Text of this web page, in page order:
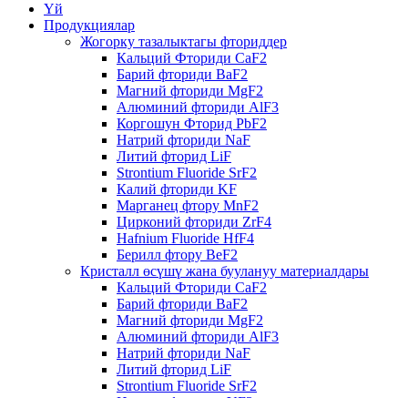
Үй
Продукциялар
Жогорку тазалыктагы фториддер
Кальций Фториди CaF2
Барий фториди BaF2
Магний фториди MgF2
Алюминий фториди AlF3
Коргошун Фторид PbF2
Натрий фториди NaF
Литий фторид LiF
Strontium Fluoride SrF2
Калий фториди KF
Марганец фтору MnF2
Цирконий фториди ZrF4
Hafnium Fluoride HfF4
Берилл фтору BeF2
Кристалл өсүшү жана буулануу материалдары
Кальций Фториди CaF2
Барий фториди BaF2
Магний фториди MgF2
Алюминий фториди AlF3
Натрий фториди NaF
Литий фторид LiF
Strontium Fluoride SrF2